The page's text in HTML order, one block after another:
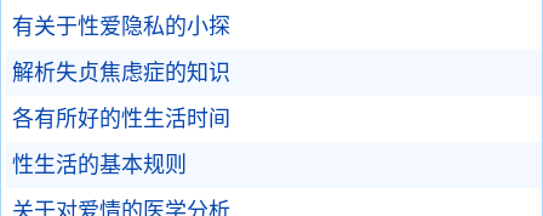
有关于性爱隐私的小探
解析失贞焦虑症的知识
各有所好的性生活时间
性生活的基本规则
关于对爱情的医学分析